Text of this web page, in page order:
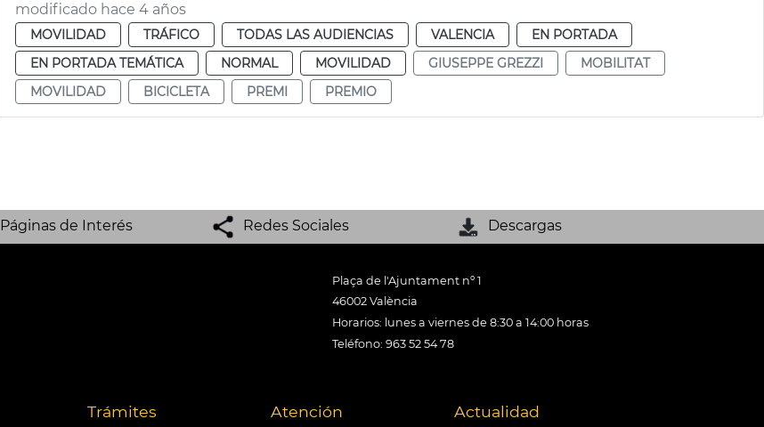
modificado hace 4 años
MOVILIDAD TRÁFICO TODAS LAS AUDIENCIAS VALENCIA
EN PORTADA
EN PORTADA TEMÁTICA
NORMAL MOVILIDAD GIUSEPPE GREZZI
MOBILITAT
MOVILIDAD
BICICLETA PREMI PREMIO
Páginas de Interés Redes Sociales Descargas
Plaça de l'Ajuntament nº 1
46002 València
Horarios: lunes a viernes de 8:30 a 14:00 horas
Teléfono: 963 52 54 78
Trámites
Atención
Actualidad